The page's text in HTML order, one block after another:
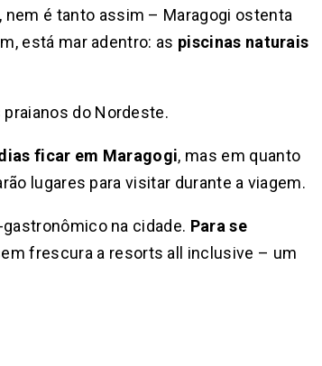
é tanto assim – Maragogi ostenta
está mar adentro: as piscinas naturais
do Nordeste.
ficar em Maragogi, mas em quanto
lugares para visitar durante a viagem.
na cidade. Para se
frescura a resorts all inclusive – um